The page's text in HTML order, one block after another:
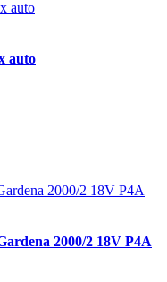
auto
2000/2 18V P4A